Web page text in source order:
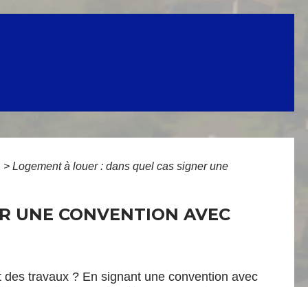
> Logement à louer : dans quel cas signer une
UNE CONVENTION AVEC
travaux ? En signant une convention avec